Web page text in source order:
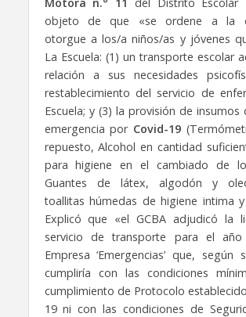
objeto de que «se ordene a la
otorgue a los/a niños/as y jóvenes
La Escuela: (1) un transporte escolar
relación a sus necesidades
restablecimiento del servicio de
Escuela; y (3) la provisión de insumos
emergencia por Covid-19
repuesto, Alcohol en cantidad
para higiene en el cambiado de
Guantes de látex, algodón y
toallitas húmedas de higiene intima
Explicó que «el GCBA adjudicó la
servicio de transporte para el
Empresa ‘Emergencias’ que, según
cumpliría con las condiciones
cumplimiento de Protocolo
19 ni con las condiciones de